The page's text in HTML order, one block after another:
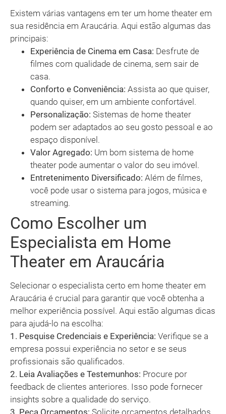
Existem várias vantagens em ter um home theater em
sua residência em Araucária. Aqui estão algumas das
principais:
Experiência de Cinema em Casa: Desfrute de
filmes com qualidade de cinema, sem sair de
casa.
Conforto e Conveniência: Assista ao que quiser,
quando quiser, em um ambiente confortável.
Personalização: Sistemas de home theater
podem ser adaptados ao seu gosto pessoal e ao
espaço disponível.
Valor Agregado: Um bom sistema de home
theater pode aumentar o valor do seu imóvel.
Entretenimento Diversificado: Além de filmes,
você pode usar o sistema para jogos, música e
streaming.
Como Escolher um
Especialista em Home
Theater em Araucária
Selecionar o especialista certo em home theater em
Araucária é crucial para garantir que você obtenha a
melhor experiência possível. Aqui estão algumas dicas
para ajudá-lo na escolha:
1. Pesquise Credenciais e Experiência: Verifique se a
empresa possui experiência no setor e se seus
profissionais são qualificados.
2. Leia Avaliações e Testemunhos: Procure por
feedback de clientes anteriores. Isso pode fornecer
insights sobre a qualidade do serviço.